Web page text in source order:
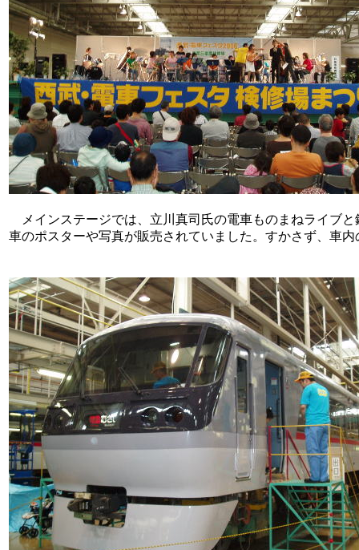
メインステージでは、立川真司氏の電車ものまねライブ
車のポスターや写真が販売されていました。すかさず、車